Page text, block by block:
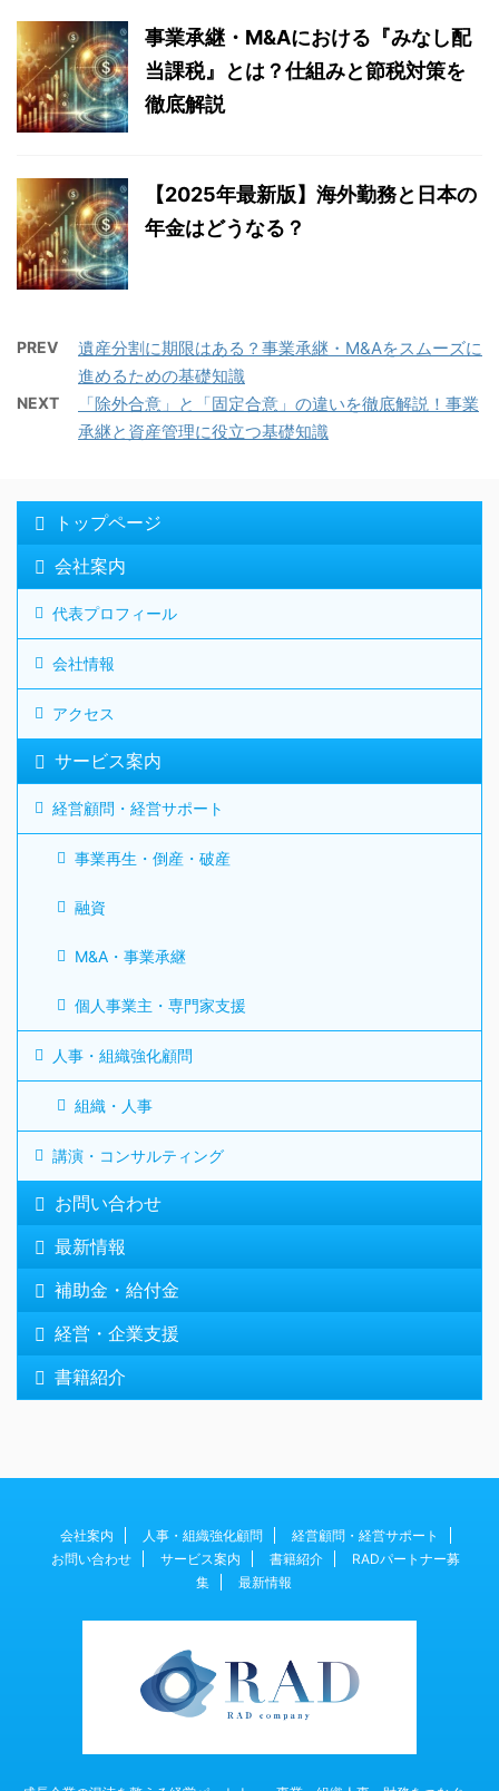
事業承継・M&Aにおける『みなし配
当課税』とは？仕組みと節税対策を
徹底解説
【2025年最新版】海外勤務と日本の
年金はどうなる？
PREV
遺産分割に期限はある？事業承継・M&Aをスムーズに
進めるための基礎知識
NEXT
「除外合意」と「固定合意」の違いを徹底解説！事業
承継と資産管理に役立つ基礎知識
トップページ
会社案内
代表プロフィール
会社情報
アクセス
サービス案内
経営顧問・経営サポート
事業再生・倒産・破産
融資
M&A・事業承継
個人事業主・専門家支援
人事・組織強化顧問
組織・人事
講演・コンサルティング
お問い合わせ
最新情報
補助金・給付金
経営・企業支援
書籍紹介
会社案内 人事・組織強化顧問
経営顧問・経営サポート
お問い合わせ
サービス案内 書籍紹介
RADパートナー募
集
最新情報